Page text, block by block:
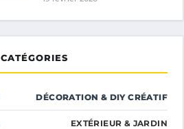
CATÉGORIES
DÉCORATION & DIY CRÉATIF
EXTÉRIEUR & JARDIN